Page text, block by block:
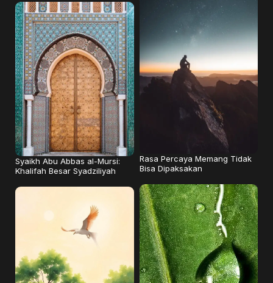
Syaikh Abu Abbas al-Mursi:
Khalifah Besar Syadziliyah
Rasa Percaya Memang Tidak
Bisa Dipaksakan